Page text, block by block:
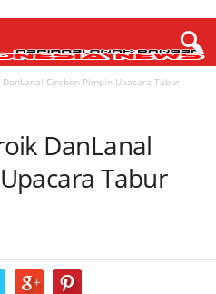
DanLanal Cirebon Pimpin Upacara Tabur
DanLanal
Tabur